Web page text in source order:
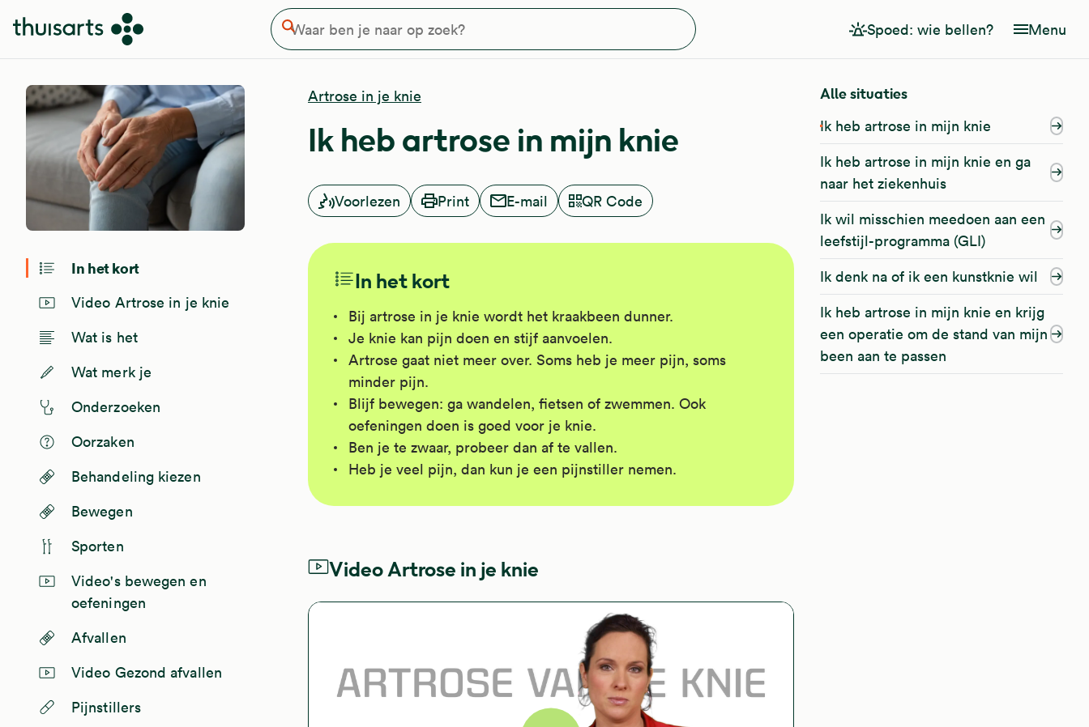
Overslaan en naar de inhoud gaan Waar ben je naar op zoek?
Zoeken Spoed: wie bellen? Menu
Artrose in je knie
Ik heb artrose in mijn knie
In het kort
Video Artrose in je knie
Wat is het
Wat merk je
Onderzoeken
Oorzaken
Behandeling kiezen
Bewegen
Sporten
Video's bewegen en
oefeningen
Afvallen
Video Gezond afvallen
Pijnstillers
Voorlezen Print E-mail QR Code
In het kort
Bij artrose in je knie wordt het kraakbeen dunner.
Je knie kan pijn doen en stijf aanvoelen.
Artrose gaat niet meer over. Soms heb je meer pijn, soms
minder pijn.
Blijf bewegen: ga wandelen, fietsen of zwemmen. Ook
oefeningen doen is goed voor je knie.
Ben je te zwaar, probeer dan af te vallen.
Heb je veel pijn, dan kun je een pijnstiller nemen.
Video Artrose in je knie
Alle situaties
Ik heb artrose in mijn knie
Ik heb artrose in mijn knie en ga
naar het ziekenhuis
Ik wil misschien meedoen aan een
leefstijl-programma (GLI)
Ik denk na of ik een kunstknie wil
Ik heb artrose in mijn knie en krijg
een operatie om de stand van mijn
been aan te passen